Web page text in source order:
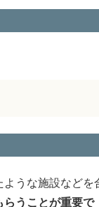
ような施設などを
らうことが重要で